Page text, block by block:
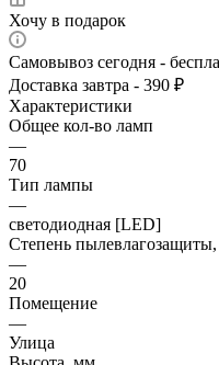
Хочу в подарок
Самовывоз сегодня -
Доставка завтра - 390 ₽
Характеристики
Общее кол-во ламп
—
70
Тип лампы
—
светодиодная [LED]
Степень
—
20
Помещение
—
Улица